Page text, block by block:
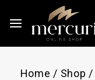
Home / Shop /